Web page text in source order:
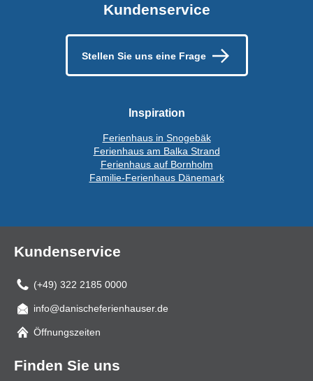
Kundenservice
Stellen Sie uns eine Frage
Inspiration
Ferienhaus in Snogebäk
Ferienhaus am Balka Strand
Ferienhaus auf Bornholm
Familie-Ferienhaus Dänemark
Kundenservice
(+49) 322 2185 0000
Mail
info@danischeferienhauser.de
Öffnungszeiten
Finden Sie uns